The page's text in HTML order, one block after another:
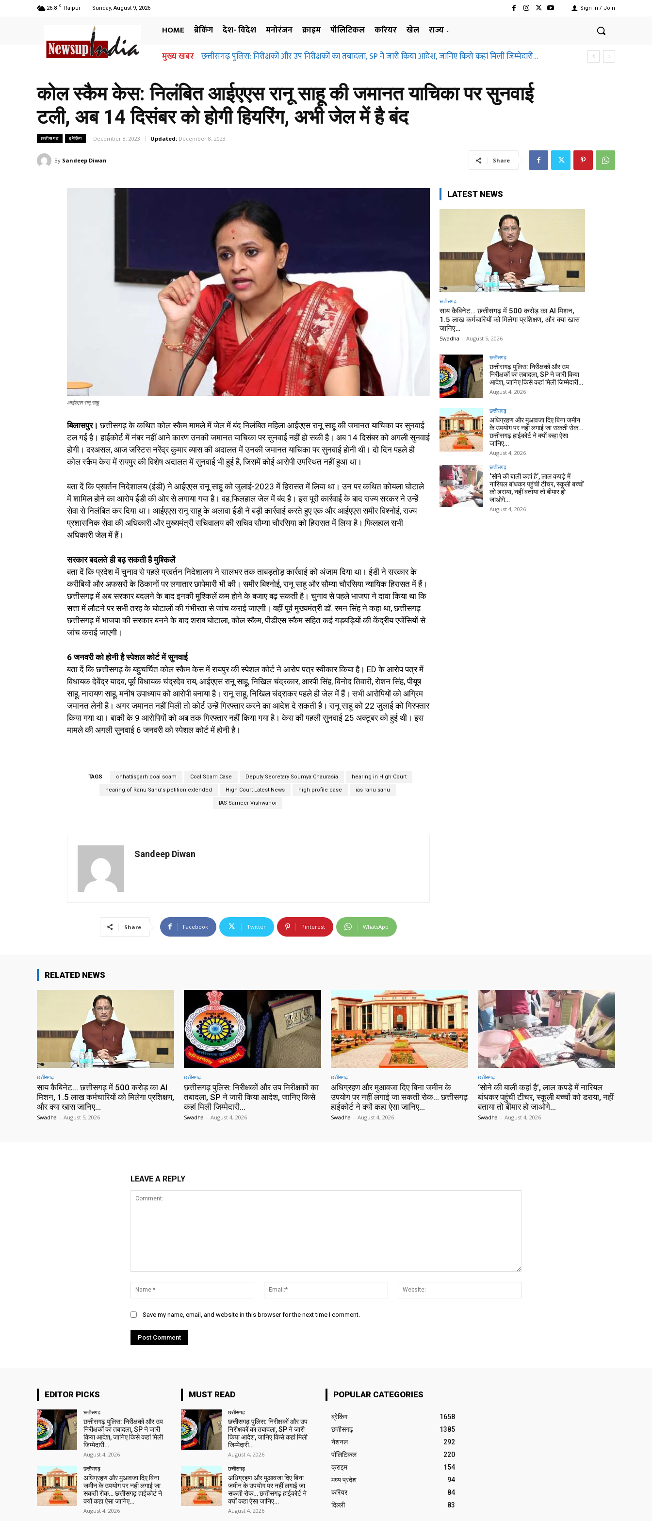
26.8 C Raipur Sunday, August 9, 2026 Sign in / Join
HOME ब्रेकिंग देश- विदेश मनोरंजन क्राइम पॉलिटिकल करियर खेल
राज्य
मुख्य खबर छत्तीसगढ़ पुलिस: निरीक्षकों और उप निरीक्षकों का तबादला, SP ने जारी किया आदेश, जानिए किसे कहां मिली जिम्मेदारी…
कोल स्कैम केस: निलंबित आईएएस रानू साहू की जमानत याचिका पर सुनवाई
टली, अब 14 दिसंबर को होगी हियरिंग, अभी जेल में है बंद
छत्तीसगढ़ ब्रेकिंग December 8, 2023 Updated: December 8, 2023
By Sandeep Diwan Share
आईएएस रानू साहू
बिलासपुर।छत्तीसगढ़ के कथित कोल स्कैम मामले में जेल में बंद निलंबित महिला आईएएस रानू साहू की जमानत याचिका पर सुनवाई
टल गई है। हाईकोर्ट में नंबर नहीं आने कारण उनकी जमानत याचिका पर सुनवाई नहीं हो सकी है। अब 14 दिसंबर को अगली सुनवाई
होगी। दरअसल, आज जस्टिस नरेंद्र कुमार व्यास की अदालत में उनकी जमानत याचिका पर सुनवाई होनी थी। दो दिन पहले ही
कोल स्कैम केस में रायपुर की विशेष अदालत में सुनवाई भी हुई है, जिसमें कोई आरोपी उपस्थित नहीं हुआ था।
बता दें कि प्रवर्तन निदेशालय (ईडी) ने आईएएस रानू साहू को जुलाई-2023 में हिरासत में लिया था। उन पर कथित कोयला घोटाले
में शामिल होने का आरोप ईडी की ओर से लगाया गया है। वह फि़लहाल जेल में बंद है। इस पूरी कार्रवाई के बाद राज्य सरकर ने उन्हें
सेवा से निलंबित कर दिया था। आईएएस रानू साहू के अलावा ईडी ने बड़ी कार्रवाई करते हुए एक और आईएएस समीर विश्नोई, राज्य
प्रशासनिक सेवा की अधिकारी और मुख्यमंत्री सचिवालय की सचिव सौम्या चौरसिया को हिरासत में लिया है। फि़लहाल सभी
अधिकारी जेल में हैं।
सरकार बदलते ही बढ़ सकती है मुश्किलें
बता दें कि प्रदेश में चुनाव से पहले प्रवर्तन निदेशालय ने सालभर तक ताबड़तोड़ कार्रवाई को अंजाम दिया था। ईडी ने सरकार के
करीबियों और अफसरों के ठिकानों पर लगातार छापेमारी भी की। समीर बिश्नोई, रानू साहू और सौम्या चौरसिया न्यायिक हिरासत में हैं।
छत्तीसगढ़ में अब सरकार बदलने के बाद इनकी मुश्किलें कम होने के बजाए बढ़ सकती है। चुनाव से पहले भाजपा ने दावा किया था कि
सत्ता में लौटने पर सभी तरह के घोटालों की गंभीरता से जांच कराई जाएगी। वहीं पूर्व मुख्यमंत्री डॉ. रमन सिंह ने कहा था, छत्तीसगढ़
छत्तीसगढ़ में भाजपा की सरकार बनने के बाद शराब घोटाला, कोल स्कैम, पीडीएस स्कैम सहित कई गड़बड़ियों की केंद्रीय एजेंसियों से
जांच कराई जाएगी।
6 जनवरी को होनी है स्पेशल कोर्ट में सुनवाई
बता दें कि छत्तीसगढ़ के बहुचर्चित कोल स्कैम केस में रायपुर की स्पेशल कोर्ट ने आरोप पत्र स्वीकार किया है। ED के आरोप पत्र में
विधायक देवेंद्र यादव, पूर्व विधायक चंद्रदेव राय, आईएएस रानू साहू, निखिल चंद्रकार, आरपी सिंह, विनोद तिवारी, रोशन सिंह, पीयूष
साहू, नारायण साहू, मनीष उपाध्याय को आरोपी बनाया है। रानू साहू, निखिल चंद्राकर पहले ही जेल में हैं। सभी आरोपियों को अग्रिम
जमानत लेनी है। अगर जमानत नहीं मिली तो कोर्ट उन्हें गिरफ्तार करने का आदेश दे सकती है। रानू साहू को 22 जुलाई को गिरफ्तार
किया गया था। बाकी के 9 आरोपियों को अब तक गिरफ्तार नहीं किया गया है। केस की पहली सुनवाई 25 अक्टूबर को हुई थी। इस
मामले की अगली सुनवाई 6 जनवरी को स्पेशल कोर्ट में होनी है।
TAGS chhattisgarh coal scam Coal Scam Case Deputy Secretary Soumya Chaurasia hearing in High Court
hearing of Ranu Sahu's petition extended High Court Latest News high profile case ias ranu sahu
IAS Sameer Vishwanoi
Sandeep Diwan
Share Facebook Twitter Pinterest WhatsApp
LATEST NEWS
छत्तीसगढ़
साय कैबिनेट… छत्तीसगढ़ में 500 करोड़ का AI मिशन,
1.5 लाख कर्मचारियों को मिलेगा प्रशिक्षण, और क्या खास
जानिए…
Swadha - August 5, 2026
छत्तीसगढ़
छत्तीसगढ़ पुलिस: निरीक्षकों और उप
निरीक्षकों का तबादला, SP ने जारी किया
आदेश, जानिए किसे कहां मिली जिम्मेदारी…
August 4, 2026
छत्तीसगढ़
अधिग्रहण और मुआवजा दिए बिना जमीन
के उपयोग पर नहीं लगाई जा सकती रोक…
छत्तीसगढ़ हाईकोर्ट ने क्यों कहा ऐसा
जानिए…
August 4, 2026
छत्तीसगढ़
‘सोने की बाली कहां है’, लाल कपड़े में
नारियल बांधकर पहुंची टीचर, स्कूली बच्चों
को डराया, नहीं बताया तो बीमार हो
जाओगे…
August 4, 2026
RELATED NEWS
छत्तीसगढ़
साय कैबिनेट… छत्तीसगढ़ में 500 करोड़ का AI
मिशन, 1.5 लाख कर्मचारियों को मिलेगा प्रशिक्षण,
और क्या खास जानिए…
Swadha - August 5, 2026
छत्तीसगढ़
छत्तीसगढ़ पुलिस: निरीक्षकों और उप निरीक्षकों का
तबादला, SP ने जारी किया आदेश, जानिए किसे
कहां मिली जिम्मेदारी…
Swadha - August 4, 2026
छत्तीसगढ़
अधिग्रहण और मुआवजा दिए बिना जमीन के
उपयोग पर नहीं लगाई जा सकती रोक… छत्तीसगढ़
हाईकोर्ट ने क्यों कहा ऐसा जानिए…
Swadha - August 4, 2026
छत्तीसगढ़
‘सोने की बाली कहां है’, लाल कपड़े में नारियल
बांधकर पहुंची टीचर, स्कूली बच्चों को डराया, नहीं
बताया तो बीमार हो जाओगे…
Swadha - August 4, 2026
LEAVE A REPLY
Name:*
Email:*
Save my name, email, and website in this browser for the next time I comment.
EDITOR PICKS
छत्तीसगढ़
छत्तीसगढ़ पुलिस: निरीक्षकों और उप
निरीक्षकों का तबादला, SP ने जारी
किया आदेश, जानिए किसे कहां मिली
जिम्मेदारी…
August 4, 2026
छत्तीसगढ़
अधिग्रहण और मुआवजा दिए बिना
जमीन के उपयोग पर नहीं लगाई जा
सकती रोक… छत्तीसगढ़ हाईकोर्ट ने
क्यों कहा ऐसा जानिए…
August 4, 2026
MUST READ
छत्तीसगढ़
छत्तीसगढ़ पुलिस: निरीक्षकों और उप
निरीक्षकों का तबादला, SP ने जारी
किया आदेश, जानिए किसे कहां मिली
जिम्मेदारी…
August 4, 2026
छत्तीसगढ़
अधिग्रहण और मुआवजा दिए बिना
जमीन के उपयोग पर नहीं लगाई जा
सकती रोक… छत्तीसगढ़ हाईकोर्ट ने
क्यों कहा ऐसा जानिए…
August 4, 2026
POPULAR CATEGORIES
ब्रेकिंग
1658
छत्तीसगढ़
1385
नेशनल
292
पॉलिटिकल
220
क्राइम
154
मध्य प्रदेश
94
करियर
84
दिल्ली
83